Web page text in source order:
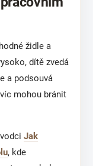
židle a
dítě zvedá
a podsouvá
mohou bránit
Jak
, kde